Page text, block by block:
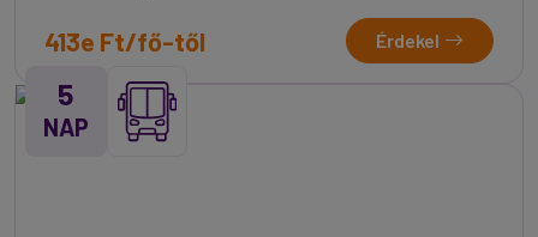
413e Ft/fő-től Érdekel
5
NAP